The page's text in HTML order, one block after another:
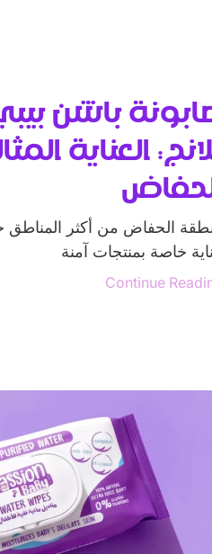
باشن بيبي
العناية
الحفاض من أكثر
خاصة بمنتجات آمنة
Continue